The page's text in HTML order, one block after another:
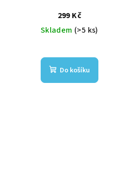
299 Kč
Skladem (>5 ks)
Do košíku